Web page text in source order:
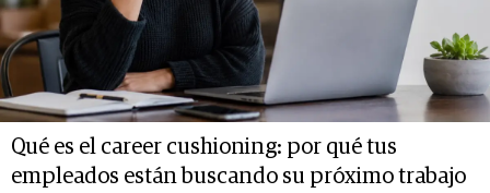
Qué es el career cushioning: por qué tus
empleados están buscando su próximo trabajo